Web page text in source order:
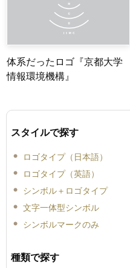
体系だったロゴ『京都大学
情報環境機構』
スタイルで探す
ロゴタイプ（日本語）
ロゴタイプ（英語）
シンボル＋ロゴタイプ
文字一体型シンボル
シンボルマークのみ
種類で探す